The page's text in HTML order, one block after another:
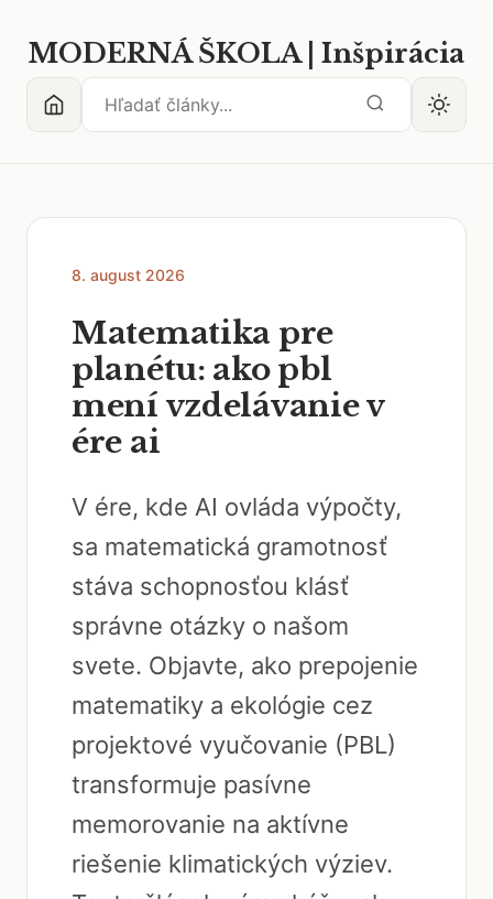
MODERNÁ ŠKOLA | Inšpirácia
8. august 2026
Matematika pre
planétu: ako pbl
mení vzdelávanie v
ére ai
V ére, kde AI ovláda výpočty,
sa matematická gramotnosť
stáva schopnosťou klásť
správne otázky o našom
svete. Objavte, ako prepojenie
matematiky a ekológie cez
projektové vyučovanie (PBL)
transformuje pasívne
memorovanie na aktívne
riešenie klimatických výziev.